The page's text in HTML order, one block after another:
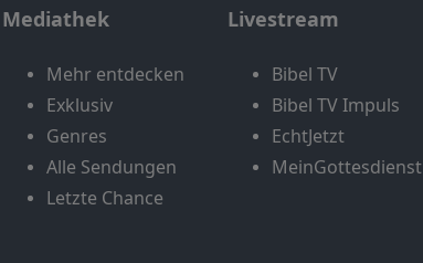
Mediathek
Mehr entdecken
Exklusiv
Genres
Alle Sendungen
Letzte Chance
Livestream
Bibel TV
Bibel TV Impuls
EchtJetzt
MeinGottesdienst